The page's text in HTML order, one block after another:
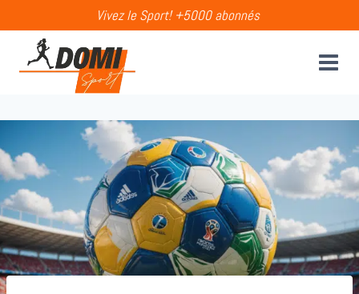
au
contenu
Vivez le Sport! +5000 abonnés